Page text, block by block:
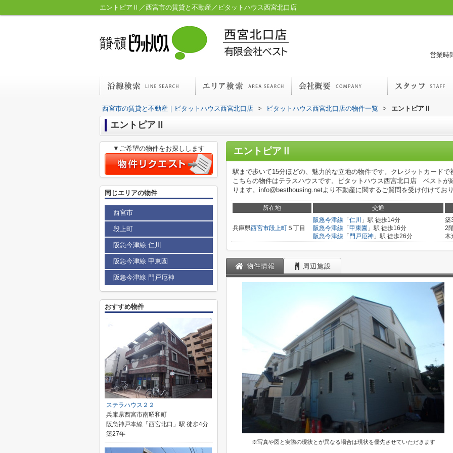
エントピアⅡ／西宮市の賃貸と不動産／ピタットハウス西宮北口店
営業時
西宮市の賃貸と不動産｜ピタットハウス西宮北口店 > ピタットハウス西宮北口店の物件一覧 > エントピアⅡ
エントピアⅡ
エントピアⅡ
駅まで歩いて15分ほどの、魅力的な立地の物件です。クレジットカード
こちらの物件はテラスハウスです。ピタットハウス西宮北口店 ベストが
ります。info@besthousing.netより不動産に関するご質問を受け付けてお
所在地 交通
兵庫県西宮市段上町 ５丁目
阪急今津線 「 仁川
」駅 徒歩14分
阪急今津線 「 甲東園 」駅 徒歩16分
阪急今津線 「 門戸厄神 」駅 徒歩26分
築
2
木
物件情報 周辺施設
※写真や図と実際の現状とが異なる場合は現状を優先させていただきます
▼ご希望の物件をお探しします
同じエリアの物件
西宮市
段上町
阪急今津線 仁川
阪急今津線 甲東園
阪急今津線 門戸厄神
おすすめ物件
ステラハウス２２
兵庫県西宮市南昭和町
阪急神戸本線「西宮北口」駅 徒歩4分
築27年